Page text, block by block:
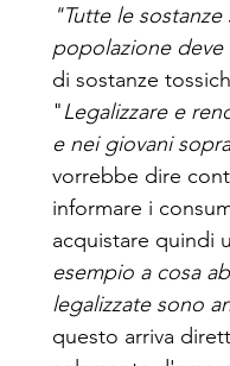
"Tutte le
popolazione
di sostanze
"Legalizzare e
e nei giovani
vorrebbe dire
informare i
acquistare quindi
esempio a cosa
legalizzate sono
questo arriva